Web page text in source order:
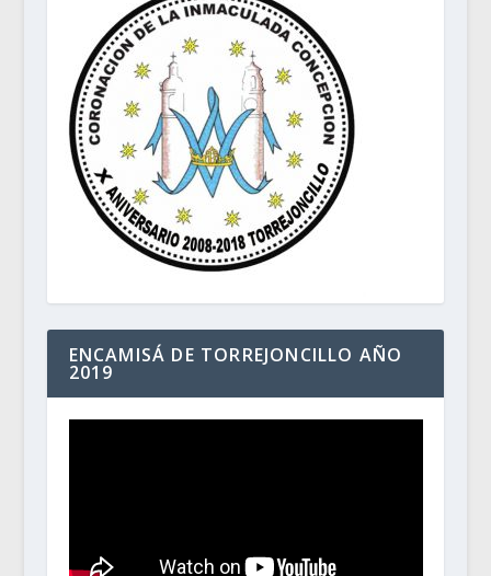
ENCAMISÁ DE TORREJONCILLO AÑO
2019